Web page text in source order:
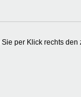
per Klick rechts den